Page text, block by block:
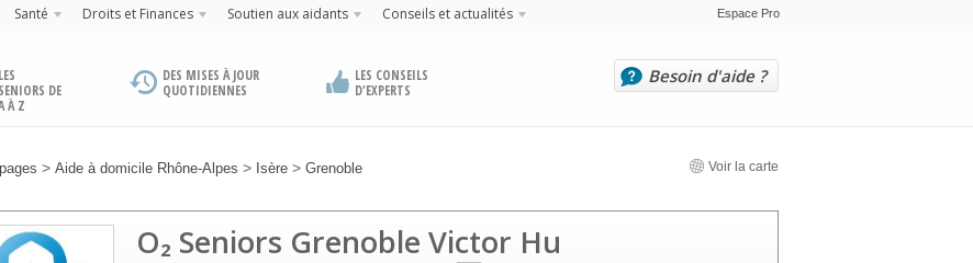
Santé Droits et Finances Soutien aux aidants Conseils et actualités Espace Pro
LES
SENIORS DE
À Z
DES MISES À JOUR
QUOTIDIENNES
LES CONSEILS
D'EXPERTS
Besoin d'aide ?
> Aide à domicile Rhône-Alpes > Isère > Grenoble Voir la carte
O₂ Seniors Grenoble Victor Hu